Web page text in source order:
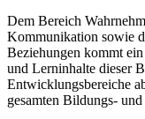
Dem Bereich
Kommunikation sowie
Beziehungen kommt
und Lerninhalte dieser
Entwicklungsbereiche
gesamten Bildungs-